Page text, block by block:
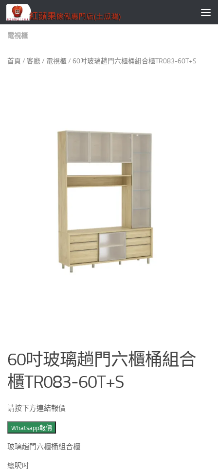
Skip to content
電視櫃
首頁 / 客廳 / 電視櫃 / 60吋玻璃趟門六櫃桶組合櫃TR083-60T+S
60吋玻璃趟門六櫃桶組合
櫃TR083-60T+S
請按下方連結報價
Whatsapp報價
玻璃趟門六櫃桶組合櫃
總呎吋